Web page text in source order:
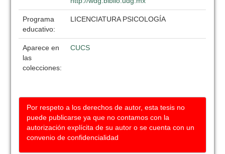
Programa
educativo:
LICENCIATURA PSICOLOGÍA
Aparece en
las
colecciones:
CUCS
Por respeto a los derechos de autor, esta tesis no
puede publicarse ya que no contamos con la
autorización explícita de su autor o se cuenta con un
convenio de confidencialidad